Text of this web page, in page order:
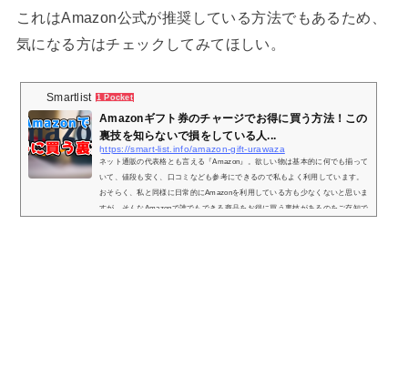
これはAmazon公式が推奨している方法でもあるため、
気になる方はチェックしてみてほしい。
Smartlist 1 Pocket
Amazonギフト券のチャージでお得に買う方法！この
裏技を知らないで損をしている人...
https://smart-list.info/amazon-gift-urawaza
ネット通販の代表格とも言える『Amazon』。欲しい物は基本的に何でも揃って
いて、値段も安く、口コミなども参考にできるので私もよく利用しています。
おそらく、私と同様に日常的にAmazonを利用している方も少なくないと思いま
すが、そんなAmazonで誰でもできる商品をお得に買う裏技があるのをご存知で